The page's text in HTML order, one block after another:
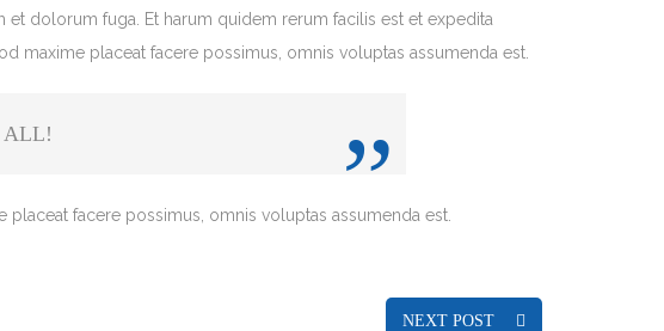
dolorum fuga. Et harum quidem rerum facilis est et expedita
placeat facere possimus, omnis voluptas assumenda est.
ALL!
facere possimus, omnis voluptas assumenda est.
NEXT POST